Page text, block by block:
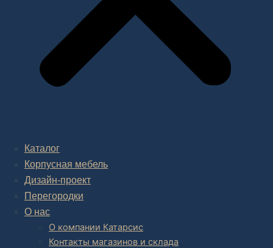
Каталог
Корпусная мебель
Дизайн-проект
Перегородки
О нас
О компании Катарсис
Контакты магазинов и склада
дизайн проекта интерьера,
В салоне мебелииинтернет магазине дизайнерской мебели
есть и готовые товары, которые можем доставить уже сегодня, и
корпусная мебель на заказ, включая кухни.